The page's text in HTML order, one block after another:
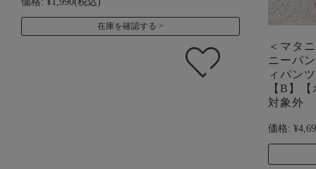
在庫を確認する
＜マタ
ニーパ
ィパン
【B】
対象外
価格: